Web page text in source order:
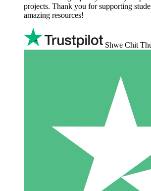
projects. Thank you for supporting
amazing resources!
Shwe Chit